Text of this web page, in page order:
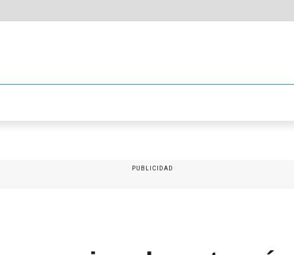
PUBLICIDAD